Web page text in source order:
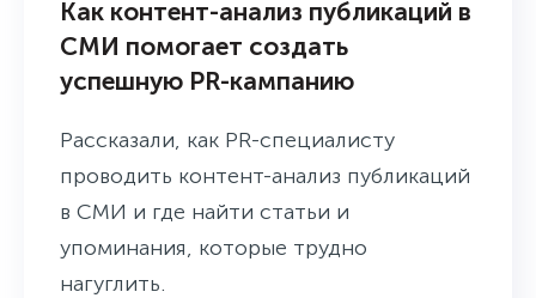
Как контент-анализ публикаций в
СМИ помогает создать
успешную PR-кампанию
Рассказали, как PR-специалисту
проводить контент-анализ публикаций
в СМИ и где найти статьи и
упоминания, которые трудно
нагуглить.